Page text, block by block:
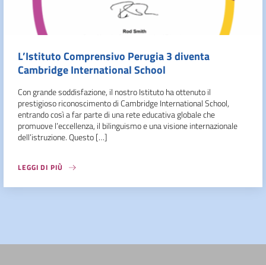
L’Istituto Comprensivo Perugia 3 diventa
Cambridge International School
Con grande soddisfazione, il nostro Istituto ha ottenuto il
prestigioso riconoscimento di Cambridge International School,
entrando così a far parte di una rete educativa globale che
promuove l’eccellenza, il bilinguismo e una visione internazionale
dell’istruzione. Questo […]
LEGGI DI PIÙ